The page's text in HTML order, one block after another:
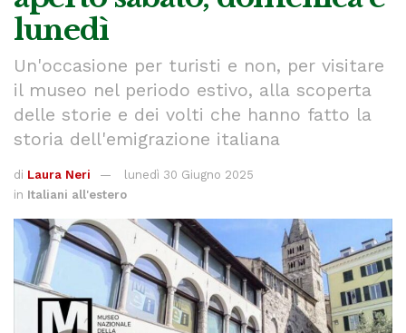
lunedì
Un'occasione per turisti e non, per visitare
il museo nel periodo estivo, alla scoperta
delle storie e dei volti che hanno fatto la
storia dell'emigrazione italiana
di Laura Neri
lunedì 30 Giugno 2025
in Italiani all'estero